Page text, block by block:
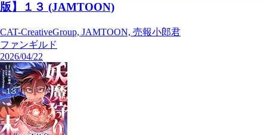
版】１３ (JAMTOON)
CAT-CreativeGroup, JAMTOON, 売報小郎君
ファンギルド
2026/04/22